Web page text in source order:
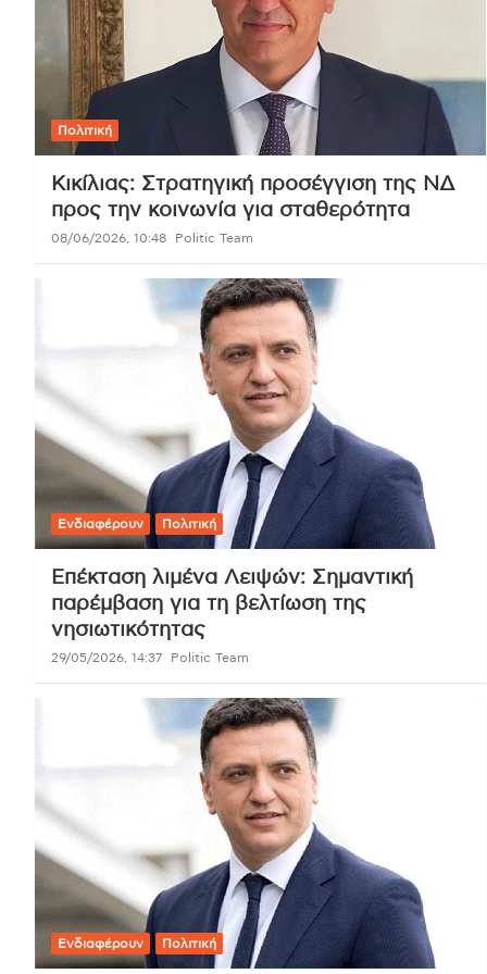
Πολιτική
Κικίλιας: Στρατηγική προσέγγιση της ΝΔ
προς την κοινωνία για σταθερότητα
08/06/2026, 10:48 Politic Team
Ενδιαφέρουν Πολιτική
Επέκταση λιμένα Λειψών: Σημαντική
παρέμβαση για τη βελτίωση της
νησιωτικότητας
29/05/2026, 14:37 Politic Team
Ενδιαφέρουν Πολιτική